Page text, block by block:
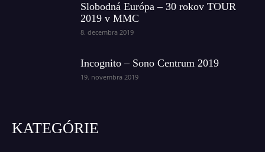
Slobodná Európa – 30 rokov TOUR
2019 v MMC
8. decembra 2019
Incognito – Sono Centrum 2019
19. novembra 2019
KATEGÓRIE